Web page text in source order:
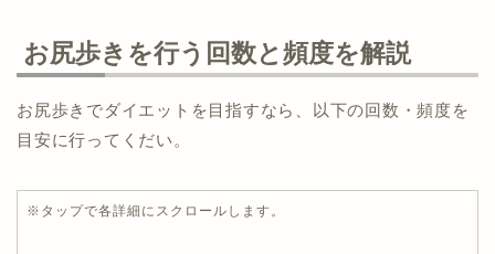
お尻歩きを行う回数と頻度を解説
お尻歩きでダイエットを目指すなら、以下の回数・頻度を
目安に行ってくだい。
※タップで各詳細にスクロールします。